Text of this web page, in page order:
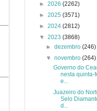
► 2026 (2262)
► 2025 (3571)
► 2024 (2812)
▼ 2023 (3868)
►dezembro(246)
▼novembro(264)
Governo do
nesta quinta-
e...
Juazeiro do
Selo
d...